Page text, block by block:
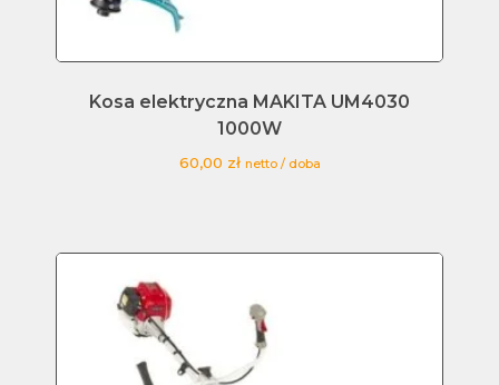
Kosa elektryczna MAKITA UM4030
1000W
60,00 zł netto / doba